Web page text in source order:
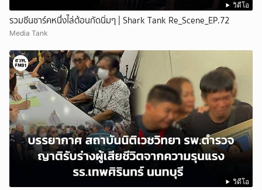
วิดีโอ
รวมซีนชาร์คหนึ่งไล่ต้อนกัดนิ่มๆ | Shark Tank Re_Scene_EP.72
Media Tank
วิดีโอ